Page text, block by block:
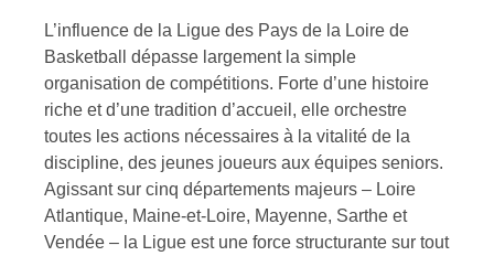
L’influence de la Ligue des Pays de la Loire de
Basketball dépasse largement la simple
organisation de compétitions. Forte d’une histoire
riche et d’une tradition d’accueil, elle orchestre
toutes les actions nécessaires à la vitalité de la
discipline, des jeunes joueurs aux équipes seniors.
Agissant sur cinq départements majeurs – Loire
Atlantique, Maine-et-Loire, Mayenne, Sarthe et
Vendée – la Ligue est une force structurante sur tout